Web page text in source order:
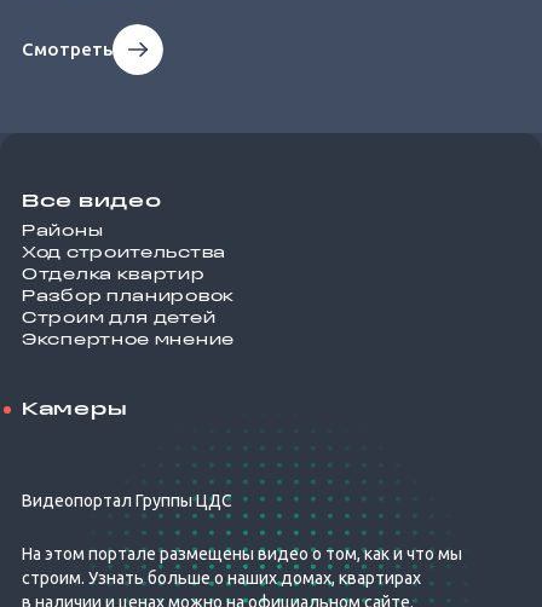
Смотреть
Все видео
Районы
Ход строительства
Отделка квартир
Разбор планировок
Строим для детей
Экспертное мнение
Камеры
Видеопортал Группы ЦДС
На этом портале размещены видео о том, как и что мы
строим. Узнать больше о наших домах, квартирах
в наличии и ценах можно на официальном сайте.